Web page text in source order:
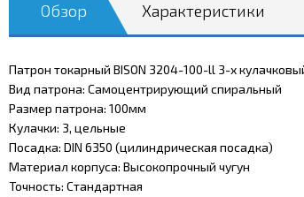
Обзор Характеристики
Патрон токарный BISON 3204-100-ll 3-х
Вид патрона: Самоцентрирующий спиральный
Размер патрона: 100мм
Кулачки: 3, цельные
Посадка: DIN 6350 (цилиндрическая посадка)
Материал корпуса: Высокопрочный чугун
Точность: Стандартная